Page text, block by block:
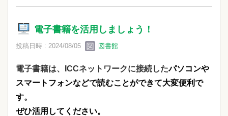
電子書籍を活用しましょう！
投稿日時 : 2024/08/05 図書館
電子書籍は、ICCネットワークに接続したパソコンや
スマートフォンなどで読むことができて大変便利で
す。
ぜひ活用してください。